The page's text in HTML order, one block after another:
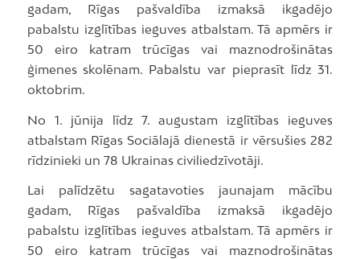
gadam, Rīgas pašvaldība izmaksā ikgadējo
pabalstu izglītības ieguves atbalstam. Tā apmērs ir
50 eiro katram trūcīgas vai maznodrošinātas
ģimenes skolēnam. Pabalstu var pieprasīt līdz 31.
oktobrim.
No 1. jūnija līdz 7. augustam izglītības ieguves
atbalstam Rīgas Sociālajā dienestā ir vērsušies 282
rīdzinieki un 78 Ukrainas civiliedzīvotāji.
Lai palīdzētu sagatavoties jaunajam mācību
gadam, Rīgas pašvaldība izmaksā ikgadējo
pabalstu izglītības ieguves atbalstam. Tā apmērs ir
50 eiro katram trūcīgas vai maznodrošinātas